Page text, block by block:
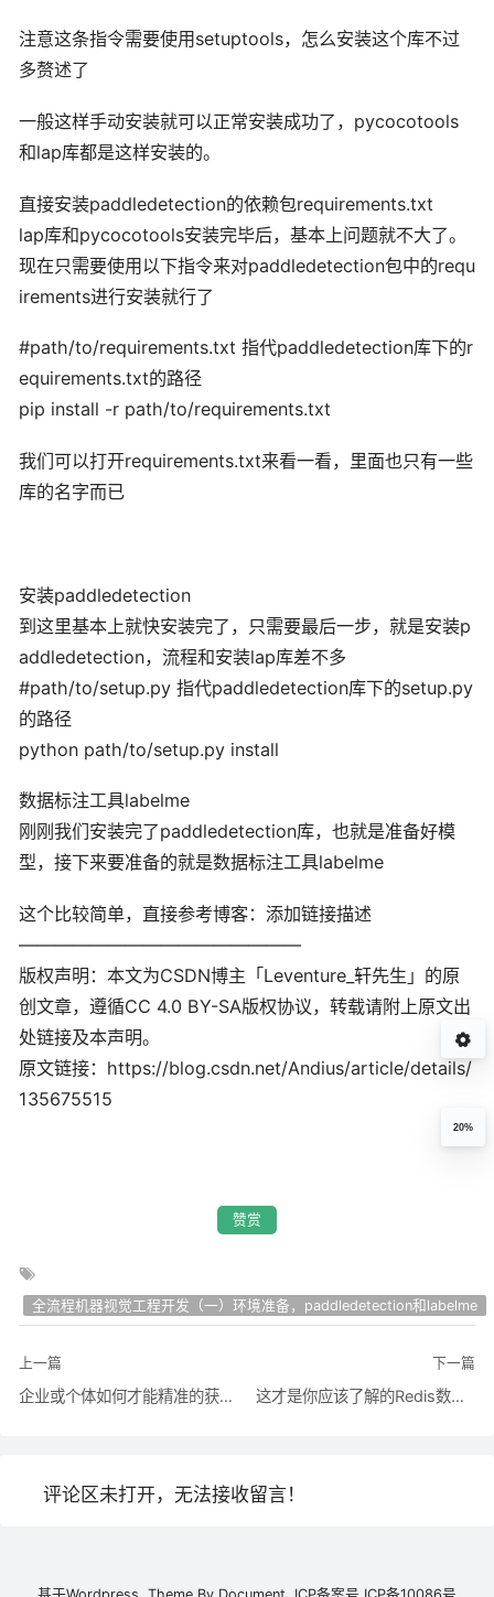
注意这条指令需要使用setuptools，怎么安装这个库不过
多赘述了
一般这样手动安装就可以正常安装成功了，pycocotools
和lap库都是这样安装的。
直接安装paddledetection的依赖包requirements.txt
lap库和pycocotools安装完毕后，基本上问题就不大了。
现在只需要使用以下指令来对paddledetection包中的requ
irements进行安装就行了
#path/to/requirements.txt 指代paddledetection库下的r
equirements.txt的路径
pip install -r path/to/requirements.txt
我们可以打开requirements.txt来看一看，里面也只有一些
库的名字而已
安装paddledetection
到这里基本上就快安装完了，只需要最后一步，就是安装p
addledetection，流程和安装lap库差不多
#path/to/setup.py 指代paddledetection库下的setup.py
的路径
python path/to/setup.py install
数据标注工具labelme
刚刚我们安装完了paddledetection库，也就是准备好模
型，接下来要准备的就是数据标注工具labelme
这个比较简单，直接参考博客：添加链接描述
————————————————
版权声明：本文为CSDN博主「Leventure_轩先生」的原
创文章，遵循CC 4.0 BY-SA版权协议，转载请附上原文出
处链接及本声明。
原文链接：https://blog.csdn.net/Andius/article/details/
135675515
赞赏
全流程机器视觉工程开发（一）环境准备，paddledetection和labelme
上一篇
企业或个体如何才能精准的获客？ - 卢松松博客
下一篇
这才是你应该了解的Redis数据结构！ - lyxlucky - 博客园
评论区未打开，无法接收留言！
20%